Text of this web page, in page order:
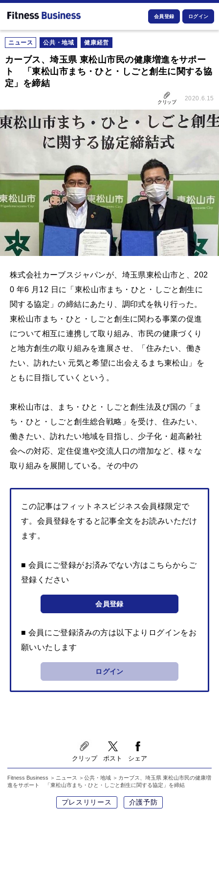
会員登録 ログイン
ニュース 公共・地域 健康経営
カーブス、埼玉県 東松山市民の健康増進をサポー
ト 「東松山市まち・ひと・しごと創生に関する協
定」を締結
クリップ
2020.6.15
株式会社カーブスジャパンが、埼玉県東松山市と、202
0 年6 月12 日に「東松山市まち・ひと・しごと創生に
関する協定」の締結にあたり、調印式を執り行った。
東松山市まち・ひと・しごと創生に関わる事業の促進
について相互に連携して取り組み、市民の健康づくり
と地方創生の取り組みを進展させ、「住みたい、働き
たい、訪れたい 元気と希望に出会えるまち東松山」を
ともに目指していくという。
東松山市は、まち・ひと・しごと創生法及び国の「ま
ち・ひと・しごと創生総合戦略」を受け、住みたい、
働きたい、訪れたい地域を目指し、少子化・超高齢社
会への対応、定住促進や交流人口の増加など、様々な
取り組みを展開している。その中の
この記事はフィットネスビジネス会員様限定で
す。会員登録をすると記事全文をお読みいただけ
ます。
■ 会員にご登録がお済みでない方はこちらからご
登録ください
会員登録
■ 会員にご登録済みの方は以下よりログインをお
願いいたします
ログイン
クリップ ポスト シェア
Fitness Business ニュース 公共・地域
カーブス、埼玉県 東松山市民の健康増
進をサポート 「東松山市まち・ひと・しごと創生に関する協定」を締結
プレスリリース 介護予防